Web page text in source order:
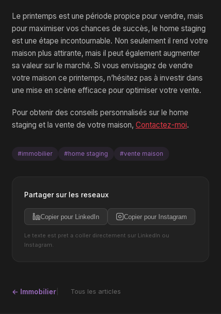
Le printemps est une période propice pour vendre, mais
pour maximiser vos chances de succès, le home staging
est une étape incontournable. Non seulement il rend votre
maison plus attirante, mais il peut également augmenter
sa valeur sur le marché. Si vous envisagez de vendre
votre maison ce printemps, n’hésitez pas à investir dans
une mise en scène efficace pour optimiser votre vente.
Pour obtenir des conseils personnalisés sur le home
staging et la vente de votre maison, Contactez-moi.
#immobilier #home staging #vente maison
Partager sur les reseaux
Copier pour LinkedIn Copier pour Instagram
Le texte est pret a coller directement sur LinkedIn ou
Instagram.
← Immobilier Tous les articles